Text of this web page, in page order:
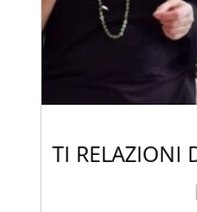
TI RELAZIONI